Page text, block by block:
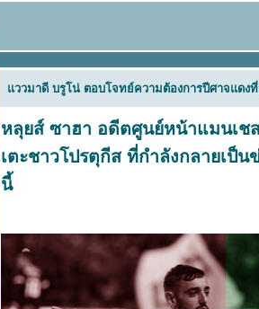
ววมาดี บรูโน่ ตอบโจทย์ความต้องการปีศาจแดง
หลุยส์ ซาฮา อดีตศูนย์หน้าแมนเช
เตะชาวโปรตุกีส ที่กำลังกลายเป็น
นี้